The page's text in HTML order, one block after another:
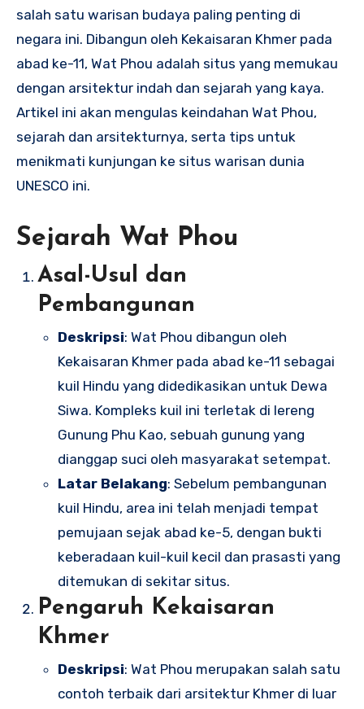
salah satu warisan budaya paling penting di
negara ini. Dibangun oleh Kekaisaran Khmer pada
abad ke-11, Wat Phou adalah situs yang memukau
dengan arsitektur indah dan sejarah yang kaya.
Artikel ini akan mengulas keindahan Wat Phou,
sejarah dan arsitekturnya, serta tips untuk
menikmati kunjungan ke situs warisan dunia
UNESCO ini.
Sejarah Wat Phou
Asal-Usul dan
Pembangunan
Deskripsi: Wat Phou dibangun oleh
Kekaisaran Khmer pada abad ke-11 sebagai
kuil Hindu yang didedikasikan untuk Dewa
Siwa. Kompleks kuil ini terletak di lereng
Gunung Phu Kao, sebuah gunung yang
dianggap suci oleh masyarakat setempat.
Latar Belakang: Sebelum pembangunan
kuil Hindu, area ini telah menjadi tempat
pemujaan sejak abad ke-5, dengan bukti
keberadaan kuil-kuil kecil dan prasasti yang
ditemukan di sekitar situs.
Pengaruh Kekaisaran
Khmer
Deskripsi: Wat Phou merupakan salah satu
contoh terbaik dari arsitektur Khmer di luar